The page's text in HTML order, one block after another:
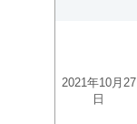
2021年10月27
日